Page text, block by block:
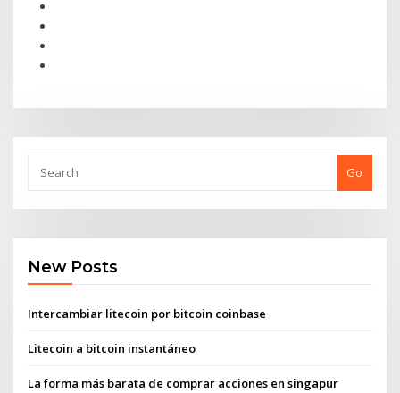
Go
New Posts
Intercambiar litecoin por bitcoin coinbase
Litecoin a bitcoin instantáneo
La forma más barata de comprar acciones en singapur